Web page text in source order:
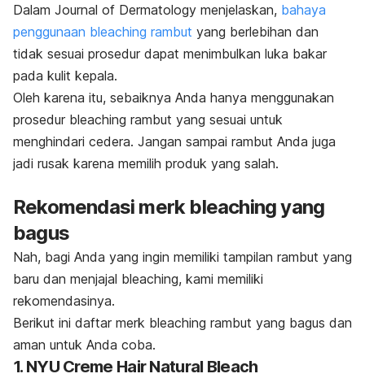
Dalam Journal of Dermatology menjelaskan, bahaya
penggunaan bleaching rambut yang berlebihan dan
tidak sesuai prosedur dapat menimbulkan luka bakar
pada kulit kepala.
Oleh karena itu, sebaiknya Anda hanya menggunakan
prosedur bleaching rambut yang sesuai untuk
menghindari cedera. Jangan sampai rambut Anda juga
jadi rusak karena memilih produk yang salah.
Rekomendasi merk bleachingyang
bagus
Nah, bagi Anda yang ingin memiliki tampilan rambut yang
baru dan menjajal bleaching, kami memiliki
rekomendasinya.
Berikut ini daftar merk bleaching rambut yang bagus dan
aman untuk Anda coba.
1. NYU Creme Hair Natural Bleach